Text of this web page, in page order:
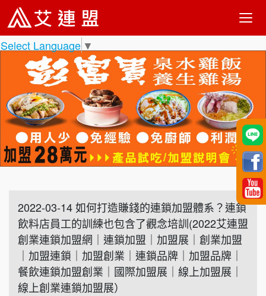
Select Language ▼
2022-03-14 如何打造賺錢的連鎖加盟體系？連鎖
飲料店員工的訓練也包含了觀念培訓(2022艾連盟
創業連鎖加盟網｜連鎖加盟｜加盟展｜創業加盟
｜加盟連鎖｜加盟創業｜連鎖品牌｜加盟品牌｜
餐飲連鎖加盟創業｜國際加盟展｜線上加盟展｜
線上創業連鎖加盟展）